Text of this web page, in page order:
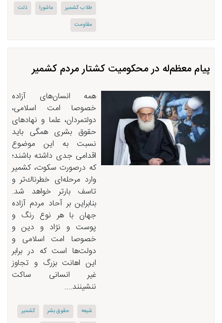
طلاب كشمیر
عاشورا
ذلت
مقاومت
پیام معظم‌له در محكومیت كشتار مردم كشمیر
همه انسان‌های آزاده
خصوصا امت اسلامی،
دولتمردان، علما و نهاد‌های
حقوق بشری همگی باید
نسبت به این موضوع
اقدامی جدی داشته باشند؛
كه درصورت سكوت، كشمیر
وارد مرحله‌ای خطرناك‌تر و
تاسف بارتر خواهد شد.
بنابراین بر آحاد مردم آزاده
جهان با هر نوع رنگ و
پوست و نژاد و دین و
خصوصا امت اسلامی و
دولت‌ها است که در برابر
این اهانت بزرگ و تجاوز
غیر انسانی ساکت
ننشینند....
شیعه حقوق بشر
كشمیر